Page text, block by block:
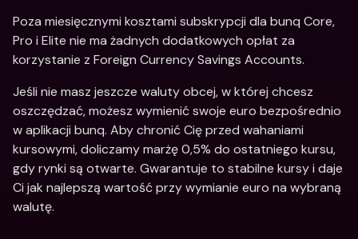
Poza miesięcznymi kosztami subskrypcji dla bunq Core,
Pro i Elite nie ma żadnych dodatkowych opłat za
korzystanie z Foreign Currency Savings Accounts.
Jeśli nie masz jeszcze waluty obcej, w której chcesz
oszczędzać, możesz wymienić swoje euro bezpośrednio
w aplikacji bunq. Aby chronić Cię przed wahaniami
kursowymi, doliczamy marżę 0,5% do ostatniego kursu,
gdy rynki są otwarte. Gwarantuje to stabilne kursy i daje
Ci jak najlepszą wartość przy wymianie euro na wybraną
walutę.